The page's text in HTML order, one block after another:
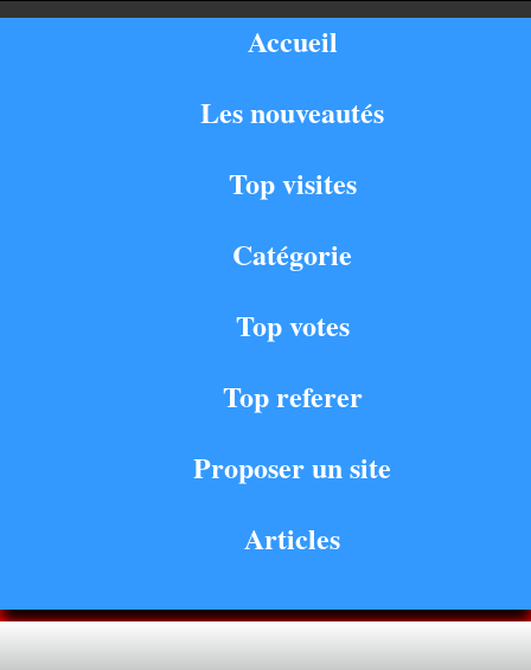
Accueil
Les nouveautés
Top visites
Catégorie
Top votes
Top referer
Proposer un site
Articles